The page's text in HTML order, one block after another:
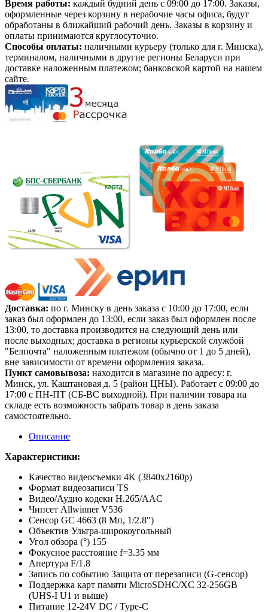
Время работы: каждый будний день с 09:00 до 17:00. Заказы,
оформленные через корзину в нерабочие часы офиса, будут
обработаны в ближайший рабочий день. Заказы в корзину и
оплаты принимаются круглосуточно.
Способы оплаты: наличными курьеру (только для г. Минска),
терминалом, наличными в другие регионы Беларуси при
доставке наложенным платежом; банковской картой на нашем
сайте.
Доставка: по г. Минску в день заказа с 10:00 до 17:00, если
заказ был оформлен до 13:00, если заказ был оформлен после
13:00, то доставка производится на следующий день или
после выходных; доставка в регионы курьерской службой
"Белпочта" наложенным платежом (обычно от 1 до 5 дней),
вне зависимости от времени оформления заказа.
Пункт самовывоза: находится в магазине по адресу: г.
Минск, ул. Каштановая д. 5 (район ЦНЫ). Работает с 09:00 до
17:00 с ПН-ПТ (СБ-ВС выходной). При наличии товара на
складе есть возможность забрать товар в день заказа
самостоятельно.
Описание
Характеристики:
Качество видеосъемки 4K (3840x2160p)
Формат видеозаписи TS
Видео/Аудио кодеки H.265/AAC
Чипсет Allwinner V536
Сенсор GC 4663 (8 Мп, 1/2.8")
Объектив Ультра-широкоугольный
Угол обзора (°) 155
Фокусное расстояние f=3.35 мм
Апертура F/1.8
Запись по событию Защита от перезаписи (G-сенсор)
Поддержка карт памяти MicroSDHC/XC 32-256GB
(UHS-I U1 и выше)
Питание 12-24V DC / Type-C